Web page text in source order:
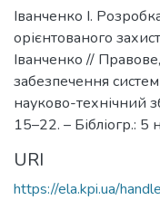
Іванченко І.
орієнтованого
Іванченко //
забезпечення
науково-технічний
15–22. – Бібліогр.: 5
URI
https://ela.kpi.ua/